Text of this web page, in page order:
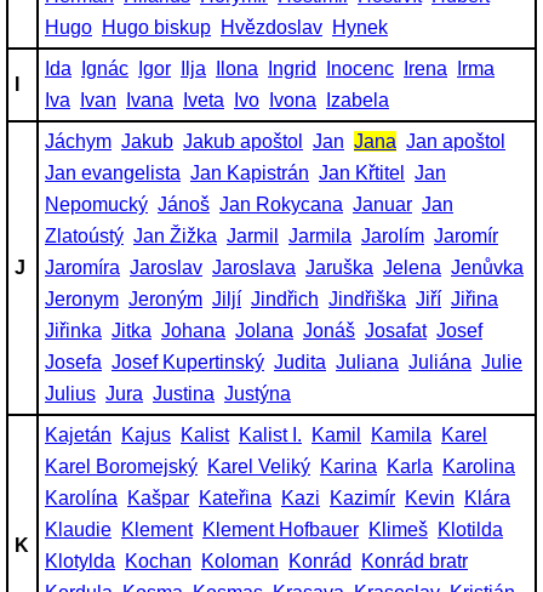
Hugo Hugo biskup Hvězdoslav Hynek
Ida Ignác Igor Ilja Ilona Ingrid Inocenc Irena
Irma
Iva
Ivan Ivana Iveta Ivo Ivona Izabela
J
Jáchym Jakub Jakub apoštol Jan Jana Jan apoštol
Jan evangelista Jan Kapistrán Jan Křtitel
Jan
Nepomucký Jánoš Jan Rokycana Januar Jan
Zlatoústý Jan Žižka Jarmil Jarmila Jarolím Jaromír
Jaromíra Jaroslav Jaroslava Jaruška Jelena Jenůvka
Jeronym Jeroným Jiljí Jindřich Jindřiška Jiří Jiřina
Jiřinka Jitka Johana Jolana Jonáš Josafat Josef
Josefa Josef Kupertinský Judita Juliana Juliána Julie
Julius Jura Justina Justýna
K
Kajetán Kajus Kalist Kalist I. Kamil Kamila
Karel
Karel Boromejský Karel Veliký Karina Karla
Karolina
Karolína
Kašpar Kateřina Kazi Kazimír Kevin
Klára
Klaudie Klement Klement Hofbauer Klimeš Klotilda
Klotylda
Kochan Koloman Konrád
Konrád bratr